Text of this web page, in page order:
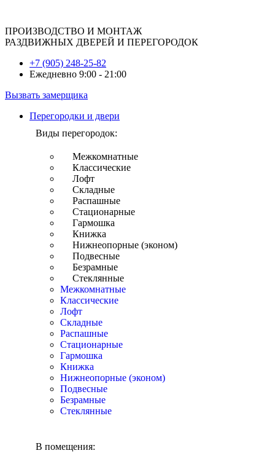
ПРОИЗВОДСТВО И МОНТАЖ
РАЗДВИЖНЫХ ДВЕРЕЙ И ПЕРЕГОРОДОК
+7 (905) 248-25-82
Ежедневно 9:00 - 21:00
Вызвать замерщика
Перегородки и двери
Виды перегородок:
Межкомнатные
Классические
Лофт
Складные
Распашные
Стационарные
Гармошка
Книжка
Нижнеопорные (эконом)
Подвесные
Безрамные
Стеклянные
Межкомнатные
Классические
Лофт
Складные
Распашные
Стационарные
Гармошка
Книжка
Нижнеопорные (эконом)
Подвесные
Безрамные
Стеклянные
В помещения: